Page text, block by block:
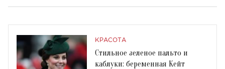
КРАСОТА
Стильное зеленое пальто и
каблуки: беременная Кейт